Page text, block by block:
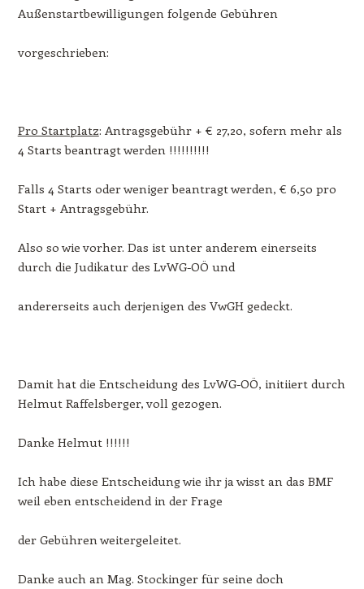
Außenstartbewilligungen folgende Gebühren
vorgeschrieben:
Pro Startplatz: Antragsgebühr + € 27,20, sofern mehr als
4 Starts beantragt werden !!!!!!!!!!
Falls 4 Starts oder weniger beantragt werden, € 6,50 pro
Start + Antragsgebühr.
Also so wie vorher. Das ist unter anderem einerseits
durch die Judikatur des LvWG-OÖ und
andererseits auch derjenigen des VwGH gedeckt.
Damit hat die Entscheidung des LvWG-OÖ, initiiert durch
Helmut Raffelsberger, voll gezogen.
Danke Helmut !!!!!!
Ich habe diese Entscheidung wie ihr ja wisst an das BMF
weil eben entscheidend in der Frage
der Gebühren weitergeleitet.
Danke auch an Mag. Stockinger für seine doch